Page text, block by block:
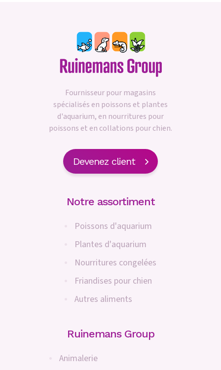
Fournisseur pour magasins
spécialisés en poissons et plantes
d'aquarium, en nourritures pour
poissons et en collations pour chien.
Devenez client
Notre assortiment
Poissons d'aquarium
Plantes d'aquarium
Nourritures congelées
Friandises pour chien
Autres aliments
Ruinemans Group
Animalerie